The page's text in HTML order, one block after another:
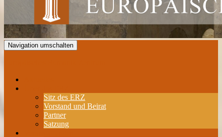
Navigation umschalten
Sitz des ERZ
Vorstand und Beirat
Partner
Satzung